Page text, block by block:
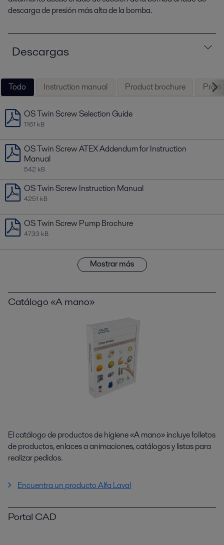
descarga de presión más alta de la bomba.
Descargas
Todo Instruction manual Product brochure
OS Twin Screw Selection Guide
1161 kB
OS Twin Screw ATEX Addendum for Instruction
Manual
542 kB
OS Twin Screw Instruction Manual
4251 kB
OS Twin Screw Pump Brochure
4733 kB
Mostrar más
Catálogo «A mano»
El catálogo de productos de higiene «A mano» incluye folletos
de productos, enlaces a animaciones, catálogos y listas para
realizar pedidos.
Encuentra un producto Alfa Laval
Portal CAD